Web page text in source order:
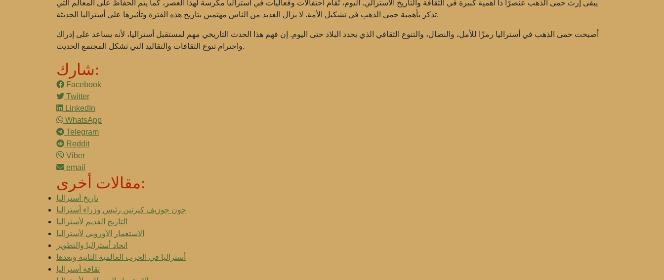
يبقى إرث حمى الذهب عنصرًا ذا أهمية كبيرة في الثقافة والتاريخ الأسترالي. اليوم، تُقام احتفالات وفعاليات في أستراليا مكرسة لهذا العصر، كما يتم الحفاظ على المعالم التي
تذكر بأهمية حمى الذهب في تشكيل الأمة. لا يزال العديد من الناس مهتمين بتاريخ هذه الفترة وتأثيرها على أستراليا الحديثة.
أصبحت حمى الذهب في أستراليا رمزًا للأمل، والنضال، والتنوع الثقافي الذي يحدد البلاد حتى اليوم. إن فهم هذا الحدث التاريخي مهم لمستقبل أستراليا، لأنه يساعد على إدراك
واحترام تنوع الثقافات والتقاليد التي تشكل المجتمع الحديث.
شارك:
Facebook
Twitter
LinkedIn
WhatsApp
Telegram
Reddit
Viber
email
مقالات أخرى:
تاريخ أستراليا
جون جوزيف كيرتين رئيس وزراء أستراليا
التاريخ القديم لأستراليا
الاستعمار الأوروبي لأستراليا
اتحاد أستراليا والتطوير
أستراليا في الحرب العالمية الثانية وبعدها
ثقافة أستراليا